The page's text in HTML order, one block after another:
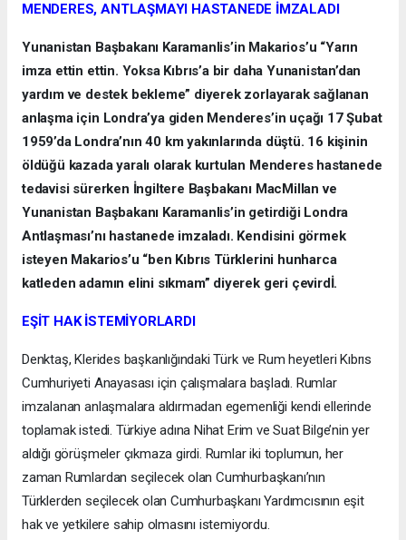
MENDERES, ANTLAŞMAYI HASTANEDE İMZALADI
Yunanistan Başbakanı Karamanlis’in Makarios’u “Yarın
imza ettin ettin. Yoksa Kıbrıs’a bir daha Yunanistan’dan
yardım ve destek bekleme” diyerek zorlayarak sağlanan
anlaşma için Londra’ya giden Menderes’in uçağı 17 Şubat
1959’da Londra’nın 40 km yakınlarında düştü. 16 kişinin
öldüğü kazada yaralı olarak kurtulan Menderes hastanede
tedavisi sürerken İngiltere Başbakanı MacMillan ve
Yunanistan Başbakanı Karamanlis’in getirdiği Londra
Antlaşması’nı hastanede imzaladı. Kendisini görmek
isteyen Makarios’u “ben Kıbrıs Türklerini hunharca
katleden adamın elini sıkmam” diyerek geri çevirdİ.
EŞİT HAK İSTEMİYORLARDI
Denktaş, Klerides başkanlığındaki Türk ve Rum heyetleri Kıbrıs
Cumhuriyeti Anayasası için çalışmalara başladı. Rumlar
imzalanan anlaşmalara aldırmadan egemenliği kendi ellerinde
toplamak istedi. Türkiye adına Nihat Erim ve Suat Bilge’nin yer
aldığı görüşmeler çıkmaza girdi. Rumlar iki toplumun, her
zaman Rumlardan seçilecek olan Cumhurbaşkanı’nın
Türklerden seçilecek olan Cumhurbaşkanı Yardımcısının eşit
hak ve yetkilere sahip olmasını istemiyordu.